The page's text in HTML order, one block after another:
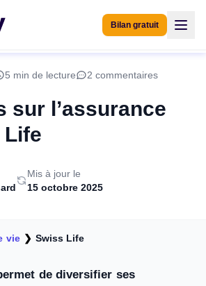
Bilan gratuit
5 min de lecture 2 commentaires
sur l’assurance
Life
Mis à jour le
15 octobre 2025
vie ❯ Swiss Life
de diversifier ses